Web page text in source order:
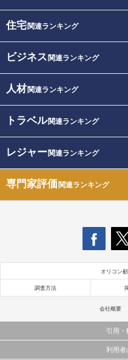
住宅関連ランキング
ビジネス 関連ランキング
人材関連ランキング
トラベル関連ランキング
レジャー関連ランキング
専門家評価関連ランキング
オリコン
調査方法
会社概要
引用・
当サイトで公開されている情報（文字、写
利用者